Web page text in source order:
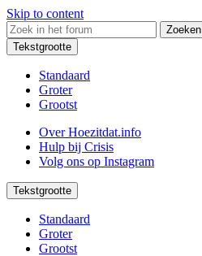
Skip to content
Zoeken
Tekstgrootte
Standaard
Groter
Grootst
Over Hoezitdat.info
Hulp bij Crisis
Volg ons op Instagram
Tekstgrootte
Standaard
Groter
Grootst